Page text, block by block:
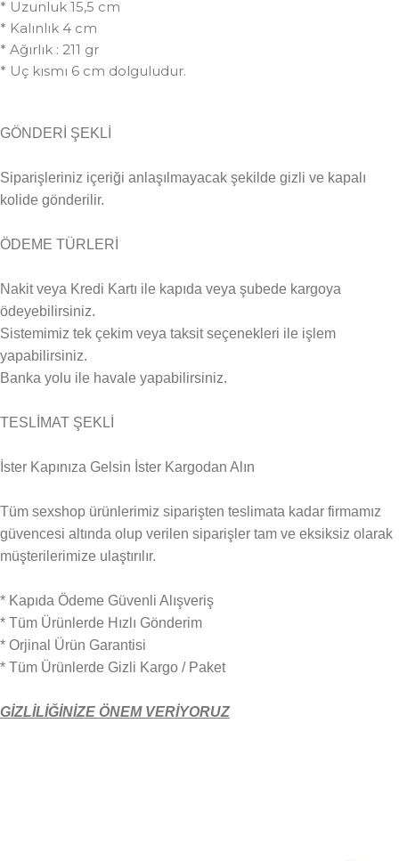
* Uzunluk 15,5 cm
* Kalınlık 4 cm
* Ağırlık : 211 gr
* Uç kısmı 6 cm dolguludur.
GÖNDERİ ŞEKLİ
Siparişleriniz içeriği anlaşılmayacak şekilde gizli ve kapalı
kolide gönderilir.
ÖDEME TÜRLERİ
Nakit veya Kredi Kartı ile kapıda veya şubede kargoya
ödeyebilirsiniz.
Sistemimiz tek çekim veya taksit seçenekleri ile işlem
yapabilirsiniz.
Banka yolu ile havale yapabilirsiniz.
TESLİMAT ŞEKLİ
İster Kapınıza Gelsin İster Kargodan Alın
Tüm sexshop ürünlerimiz siparişten teslimata kadar firmamız
güvencesi altında olup verilen siparişler tam ve eksiksiz olarak
müşterilerimize ulaştırılır.
* Kapıda Ödeme Güvenli Alışveriş
* Tüm Ürünlerde Hızlı Gönderim
* Orjinal Ürün Garantisi
* Tüm Ürünlerde Gizli Kargo / Paket
GİZLİLİĞİNİZE ÖNEM VERİYORUZ